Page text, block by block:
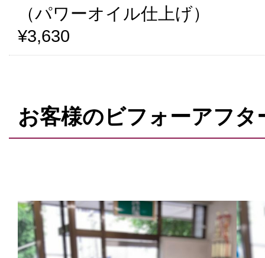
（パワーオイル仕上げ）
¥3,630
お客様のビフォーアフタ